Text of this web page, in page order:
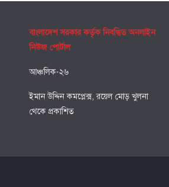
বাংলাদেশ সরকার কর্তৃক নিবন্ধিত অনলাইন
নিউজ পোর্টাল
আঞ্চলিক-২৬
ইমান উদ্দিন কমপ্লেক্স, রয়েল মোড় খুলনা
থেকে প্রকাশিত